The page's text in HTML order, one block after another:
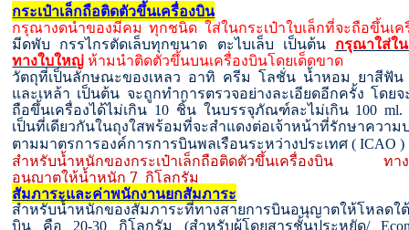
กระเป๋าเล็กถือติดตัวขึ้นเครื่องบิน
กรุณางดนำของมีคม ทุกชนิด ใส่ในกระเป๋าใบเล็กที่จะถือขึ้นเค
มีดพับ กรรไกรตัดเล็บทุกขนาด ตะไบเล็บ เป็นต้น กรุณาใส่ใน
ทางใบใหญ่ ห้ามนำติดตัวขึ้นบนเครื่องบินโดยเด็ดขาด
วัตถุที่เป็นลักษณะของเหลว อาทิ ครีม โลชั่น น้ำหอม ยาสีฟัน
และเหล้า เป็นต้น จะถูกทำการตรวจอย่างละเอียดอีกครั้ง โดย
ถือขึ้นเครื่องได้ไม่เกิน 10 ชิ้น ในบรรจุภัณฑ์ละไม่เกิน 100 ml.
เป็นที่เดียวกันในถุงใสพร้อมที่จะสำแดงต่อเจ้าหน้าที่รักษาความ
ตามมาตรการองค์การการบินพลเรือนระหว่างประเทศ ( ICAO )
สำหรับน้ำหนักของกระเป๋าเล็กถือติดตัวขึ้นเครื่องบิน ทาง
อนุญาตให้น้ำหนัก 7 กิโลกรัม
สัมภาระและค่าพนักงานยกสัมภาระ
สำหรับน้ำหนักของสัมภาระที่ทางสายการบินอนุญาตให้โหลดใต้
บิน คือ 20-30 กิโลกรัม (สำหรับผู้โดยสารชั้นประหยัด/